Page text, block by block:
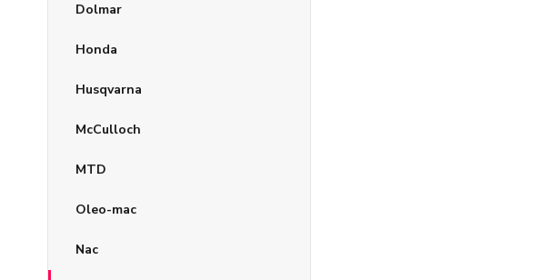
Dolmar
Honda
Husqvarna
McCulloch
MTD
Oleo-mac
Nac